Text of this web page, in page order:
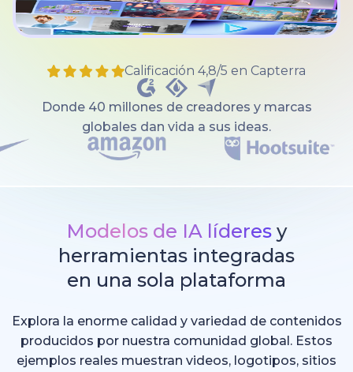
Calificación 4,8/5 en Capterra
Donde 40 millones de creadores y marcas
globales dan vida a sus ideas.
Modelos de IA líderes y
herramientas integradas
en una sola plataforma
Explora la enorme calidad y variedad de contenidos
producidos por nuestra comunidad global. Estos
ejemplos reales muestran videos, logotipos, sitios